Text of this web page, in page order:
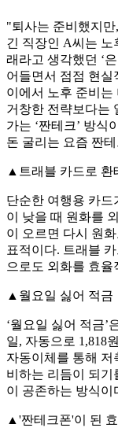
"퇴사는 준비했지
긴 직장인 A씨는 노
래라고 생각했던 ‘
어들면서 점점 현실
이에서 노후 준비는
거창한 전략보다는
가는 ‘짠테크’ 방식
돈 굴리는 요즘 짠
▲트래블 카드로 환
단순한 여행용 카드
이 낮을 때 원화를
이 오르면 다시 원
표적이다. 트래블
으로도 외화를 효율
▲월요일 싫어 적금
‘월요일 싫어 적금’
일, 자동으로 1,818
자동이체를 통해 저
비하는 리듬이 되기
이 공존하는 방식이
▲'짠테크폰'이 된